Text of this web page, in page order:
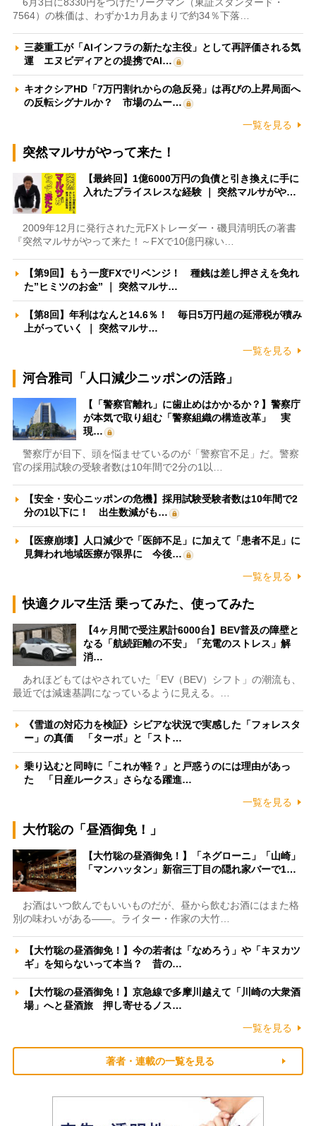
7564）の株価は、わずか1カ月あまりで約34％下落…
三菱重工が「AIインフラの新たな主役」として再評価される気
運 エヌビディアとの提携でAI…
キオクシアHD「7万円割れからの急反発」は再びの上昇局面へ
の反転シグナルか？ 市場のムー…
一覧を見る
突然マルサがやって来た！
【最終回】1億6000万円の負債と引き換えに手に
入れたプライスレスな経験 ｜ 突然マルサがや…
2009年12月に発行された元FXトレーダー・磯貝清明氏の著書
『突然マルサがやって来た！～FXで10億円稼い…
【第9回】もう一度FXでリベンジ！ 種銭は差し押さえを免れ
た”ヒミツのお金” ｜ 突然マルサ…
【第8回】年利はなんと14.6％！ 毎日5万円超の延滞税が積み
上がっていく ｜ 突然マルサ…
一覧を見る
河合雅司「人口減少ニッポンの活路」
【「警察官離れ」に歯止めはかかるか？】警察庁
が本気で取り組む「警察組織の構造改革」 実
現…
警察庁が目下、頭を悩ませているのが「警察官不足」だ。警察
官の採用試験の受験者数は10年間で2分の1以…
【安全・安心ニッポンの危機】採用試験受験者数は10年間で2
分の1以下に！ 出生数減がも…
【医療崩壊】人口減少で「医師不足」に加えて「患者不足」に
見舞われ地域医療が限界に 今後…
一覧を見る
快適クルマ生活 乗ってみた、使ってみた
【4ヶ月間で受注累計6000台】BEV普及の障壁と
なる「航続距離の不安」「充電のストレス」解
消…
あれほどもてはやされていた「EV（BEV）シフト」の潮流も、
最近では減速基調になっているように見える。…
《雪道の対応力を検証》シビアな状況で実感した「フォレスタ
ー」の真価 「ターボ」と「スト…
乗り込むと同時に「これが軽？」と戸惑うのには理由があっ
た 「日産ルークス」さらなる躍進…
一覧を見る
大竹聡の「昼酒御免！」
【大竹聡の昼酒御免！】「ネグローニ」「山崎」
「マンハッタン」新宿三丁目の隠れ家バーで1…
お酒はいつ飲んでもいいものだが、昼から飲むお酒にはまた格
別の味わいがある――。ライター・作家の大竹…
【大竹聡の昼酒御免！】今の若者は「なめろう」や「キヌカツ
ギ」を知らないって本当？ 昔の…
【大竹聡の昼酒御免！】京急線で多摩川越えて「川崎の大衆酒
場」へと昼酒旅 押し寄せるノス…
一覧を見る
著者・連載の一覧を見る